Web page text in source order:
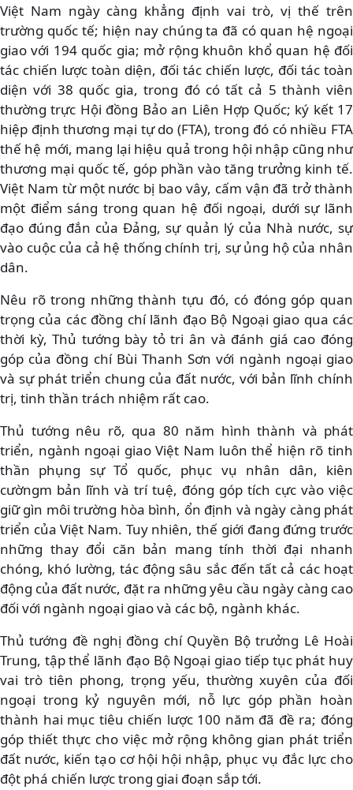
Việt Nam ngày càng khẳng định vai trò, vị thế trên
trường quốc tế; hiện nay chúng ta đã có quan hệ ngoại
giao với 194 quốc gia; mở rộng khuôn khổ quan hệ đối
tác chiến lược toàn diện, đối tác chiến lược, đối tác toàn
diện với 38 quốc gia, trong đó có tất cả 5 thành viên
thường trực Hội đồng Bảo an Liên Hợp Quốc; ký kết 17
hiệp định thương mại tự do (FTA), trong đó có nhiều FTA
thế hệ mới, mang lại hiệu quả trong hội nhập cũng như
thương mại quốc tế, góp phần vào tăng trưởng kinh tế.
Việt Nam từ một nước bị bao vây, cấm vận đã trở thành
một điểm sáng trong quan hệ đối ngoại, dưới sự lãnh
đạo đúng đắn của Đảng, sự quản lý của Nhà nước, sự
vào cuộc của cả hệ thống chính trị, sự ủng hộ của nhân
dân.
Nêu rõ trong những thành tựu đó, có đóng góp quan
trọng của các đồng chí lãnh đạo Bộ Ngoại giao qua các
thời kỳ, Thủ tướng bày tỏ tri ân và đánh giá cao đóng
góp của đồng chí Bùi Thanh Sơn với ngành ngoại giao
và sự phát triển chung của đất nước, với bản lĩnh chính
trị, tinh thần trách nhiệm rất cao.
Thủ tướng nêu rõ, qua 80 năm hình thành và phát
triển, ngành ngoại giao Việt Nam luôn thể hiện rõ tinh
thần phụng sự Tổ quốc, phục vụ nhân dân, kiên
cườngm bản lĩnh và trí tuệ, đóng góp tích cực vào việc
giữ gìn môi trường hòa bình, ổn định và ngày càng phát
triển của Việt Nam. Tuy nhiên, thế giới đang đứng trước
những thay đổi căn bản mang tính thời đại nhanh
chóng, khó lường, tác động sâu sắc đến tất cả các hoạt
động của đất nước, đặt ra những yêu cầu ngày càng cao
đối với ngành ngoại giao và các bộ, ngành khác.
Thủ tướng đề nghị đồng chí Quyền Bộ trưởng Lê Hoài
Trung, tập thể lãnh đạo Bộ Ngoại giao tiếp tục phát huy
vai trò tiên phong, trọng yếu, thường xuyên của đối
ngoại trong kỷ nguyên mới, nỗ lực góp phần hoàn
thành hai mục tiêu chiến lược 100 năm đã đề ra; đóng
góp thiết thực cho việc mở rộng không gian phát triển
đất nước, kiến tạo cơ hội hội nhập, phục vụ đắc lực cho
đột phá chiến lược trong giai đoạn sắp tới.